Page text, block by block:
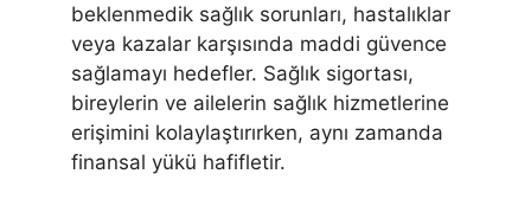
beklenmedik sağlık sorunları, hastalıklar
veya kazalar karşısında maddi güvence
sağlamayı hedefler. Sağlık sigortası,
bireylerin ve ailelerin sağlık hizmetlerine
erişimini kolaylaştırırken, aynı zamanda
finansal yükü hafifletir.